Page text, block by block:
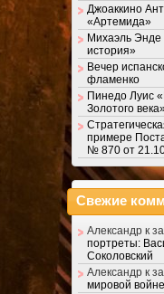
Джоаккино
«Артемида»
Михаэль Энде
история»
Вечер
фламенко
Пинедо Луис
Золотого
примере
№ 870 от
Свежие
Александр к
портреты:
Соколовский
Александр к
мировой войне